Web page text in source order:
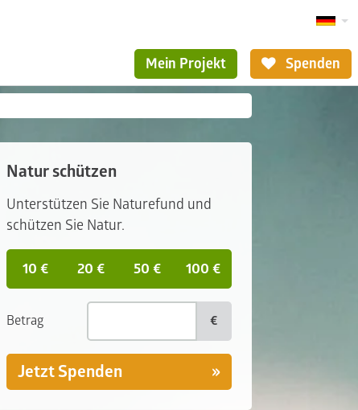
Mein Projekt Spenden
Natur schützen
Unterstützen Sie Naturefund und
schützen Sie Natur.
10 € 20 € 50 € 100 €
Betrag €
Jetzt Spenden